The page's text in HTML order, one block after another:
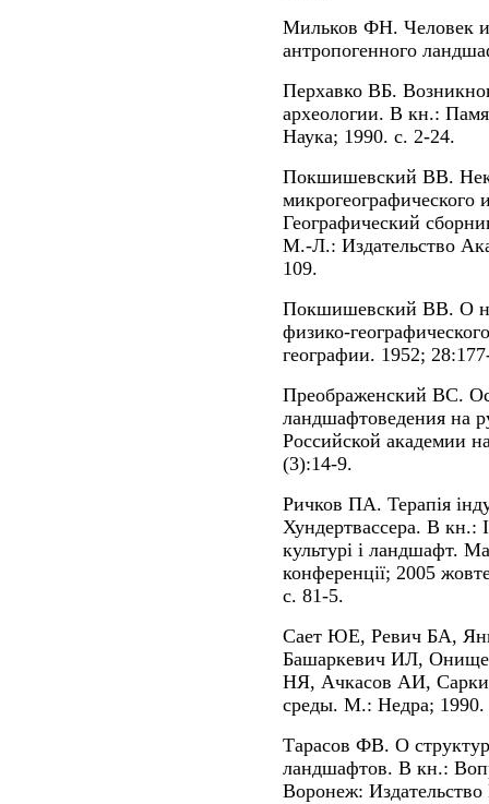
Мильков ФН. Человек
антропогенного
Перхавко ВБ.
археологии. В кн.:
Наука; 1990. с. 2-24.
Покшишевский ВВ.
Географический
М.-Л.: Издательство
109.
Покшишевский ВВ. О
физико-
географии. 1952;
Преображенский ВС.
ландшафтоведения на
Российской академии
(3):14-9.
Ричков ПА. Терапія
Хундертвассера. В кн.:
культурі і ландшафт.
конференції; 2005
с. 81-5.
Сает ЮЕ, Ревич БА,
Башаркевич ИЛ,
НЯ, Ачкасов АИ,
среды. М.: Недра; 1990.
Тарасов ФВ. О
ландшафтов. В кн.:
Воронеж: Издательство